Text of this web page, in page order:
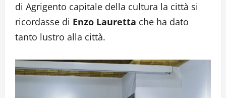
di Agrigento capitale della cultura la città si
ricordasse di Enzo Lauretta che ha dato
tanto lustro alla città.